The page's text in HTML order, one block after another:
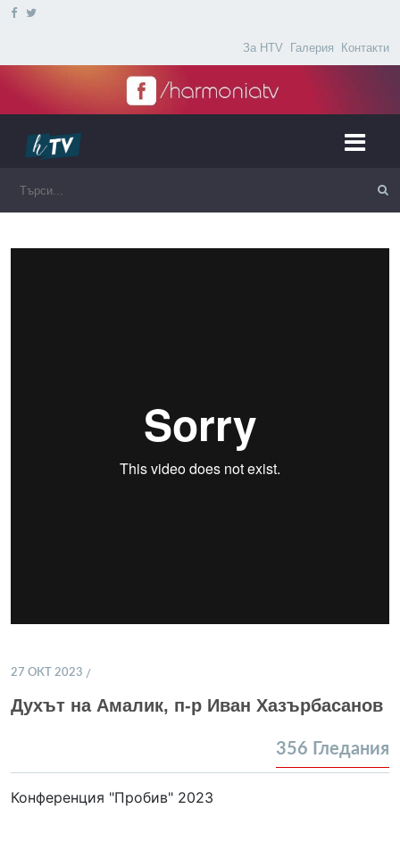
За HTV Галерия Контакти
27 ОКТ 2023
Духът на Амалик, п-р Иван Хазърбасанов
356 Гледания
Конференция "Пробив" 2023